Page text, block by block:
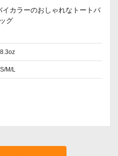
カラーのおしゃれなトートバ
ッグ
8.3oz
S/M/L